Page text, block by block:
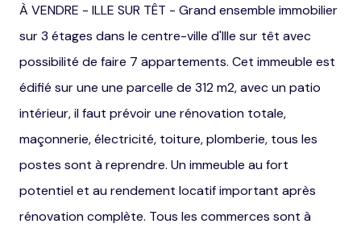
À VENDRE - ILLE SUR TÊT - Grand ensemble immobilier
sur 3 étages dans le centre-ville d'Ille sur têt avec
possibilité de faire 7 appartements. Cet immeuble est
édifié sur une une parcelle de 312 m2, avec un patio
intérieur, il faut prévoir une rénovation totale,
maçonnerie, électricité, toiture, plomberie, tous les
postes sont à reprendre. Un immeuble au fort
potentiel et au rendement locatif important après
rénovation complète. Tous les commerces sont à